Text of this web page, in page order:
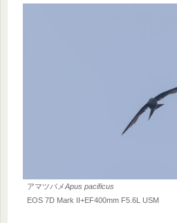
アマツバメApus pacificus
EOS 7D Mark II+EF400mm F5.6L USM